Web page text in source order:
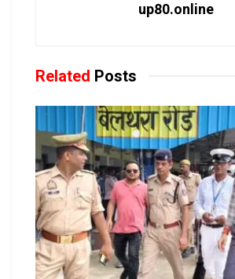
up80.online
Related Posts